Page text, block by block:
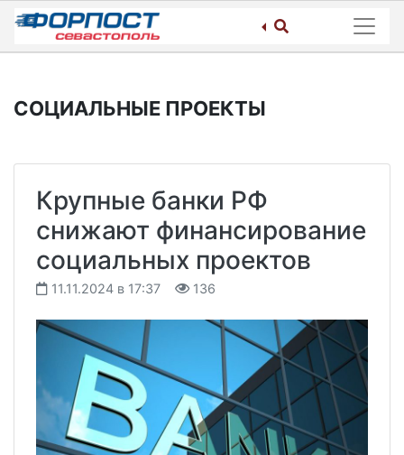
Skip
content
СОЦИАЛЬНЫЕ ПРОЕКТЫ
Крупные банки РФ
снижают финансирование
социальных проектов
11.11.2024 в 17:37 136